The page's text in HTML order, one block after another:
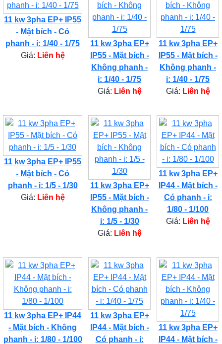
11 kw 3pha EP+ IP55
- Mặt bích - Có
phanh - i: 1/40 - 1/75
Giá: Liên hệ
11 kw 3pha EP+
IP55 - Mặt bích -
Không phanh -
i: 1/40 - 1/75
Giá: Liên hệ
11 kw 3pha EP+
IP55 - Mặt bích -
Không phanh -
i: 1/40 - 1/75
Giá: Liên hệ
11 kw 3pha EP+ IP55
- Mặt bích - Có
phanh - i: 1/5 - 1/30
Giá: Liên hệ
11 kw 3pha EP+
IP55 - Mặt bích -
Không phanh -
i: 1/5 - 1/30
Giá: Liên hệ
11 kw 3pha EP+
IP44 - Mặt bích -
Có phanh - i:
1/80 - 1/100
Giá: Liên hệ
11 kw 3pha EP+ IP44
- Mặt bích - Không
phanh - i: 1/80 - 1/100
11 kw 3pha EP+
IP44 - Mặt bích -
Có phanh - i:
11 kw 3pha EP+
IP44 - Mặt bích -